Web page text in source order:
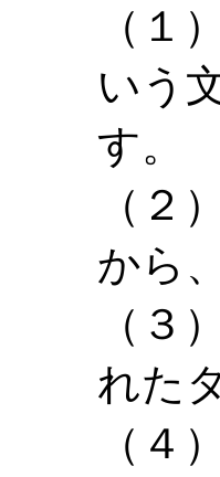
（１
いう
す。
（２）
から
（３
れた
（４）